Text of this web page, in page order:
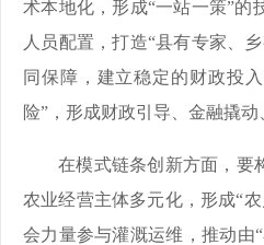
术本地化，形成“一站一策”的
人员配置，打造“县有专家、
同保障，建立稳定的财政投
险”，形成财政引导、金融撬动
在模式链条创新方面，要
农业经营主体多元化，形成“
会力量参与灌溉运维，推动由